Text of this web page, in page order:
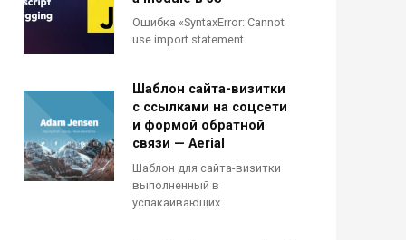
Ошибка «SyntaxError: Cannot
use import statement
Шаблон сайта-визитки
с ссылками на соцсети
и формой обратной
связи — Aerial
Шаблон для сайта-визитки
выполненный в
успакаивающих